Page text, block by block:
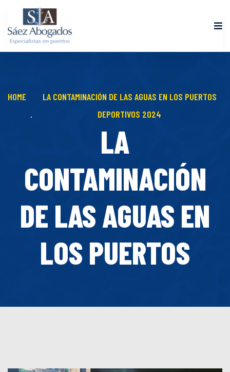
HOME
LA CONTAMINACIÓN DE LAS AGUAS EN LOS PUERTOS
DEPORTIVOS 2024
LA
CONTAMINACIÓN
DE LAS AGUAS EN
LOS PUERTOS